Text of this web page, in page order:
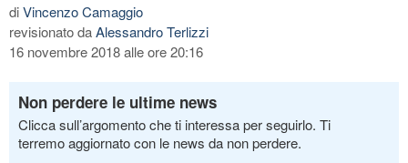
diVincenzo Camaggio
revisionato daAlessandro Terlizzi
16 novembre 2018 alle ore 20:16
Non perdere le ultime news
Clicca sull’argomento che ti interessa per seguirlo. Ti
terremo aggiornato con le news da non perdere.